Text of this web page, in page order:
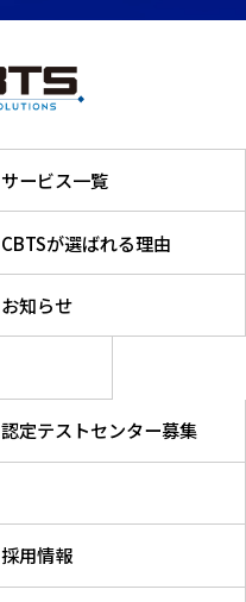
サービス一覧
CBTSが選ばれる理由
お知らせ
認定テストセンター募集
採用情報